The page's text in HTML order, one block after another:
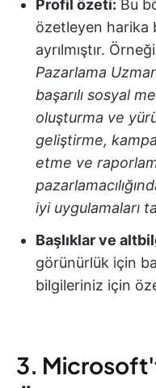
Profil özeti: Bu
özetleyen harika
ayrılmıştır.
Pazarlama
başarılı sosyal
oluşturma ve
geliştirme,
etme ve
iyi uygulamaları
Başlıklar ve
görünürlük için
bilgileriniz için
3.